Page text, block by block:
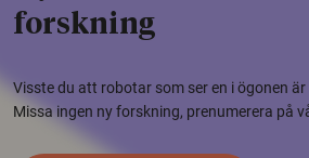
forskning
Visste du att robotar som ser en i ögonen
Missa ingen ny forskning, prenumerera på